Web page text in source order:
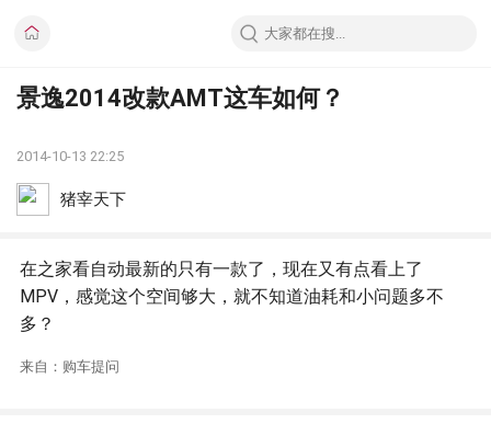
景逸2014改款AMT这车如何？
2014-10-13 22:25
猪宰天下
在之家看自动最新的只有一款了，现在又有点看上了
MPV，感觉这个空间够大，就不知道油耗和小问题多不
多？
来自：购车提问